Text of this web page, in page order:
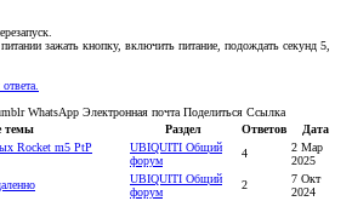
зажать кнопку, включить питание, подождать секунд 5,
WhatsApp Электронная почта Поделиться Ссылка
темы Раздел Ответов
Дата
Rocket m5 PtP
UBIQUITI Общий
форум
4
2 Мар
2025
UBIQUITI Общий
форум
2
7 Окт
2024